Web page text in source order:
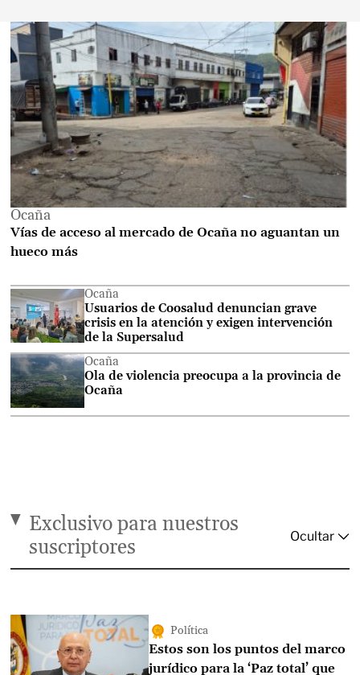
Ocaña
Vías de acceso al mercado de Ocaña no aguantan un
hueco más
Ocaña
Usuarios de Coosalud denuncian grave
crisis en la atención y exigen intervención
de la Supersalud
Ocaña
Ola de violencia preocupa a la provincia de
Ocaña
Exclusivo para nuestros
suscriptores
Política
Estos son los puntos del marco
jurídico para la ‘Paz total’ que